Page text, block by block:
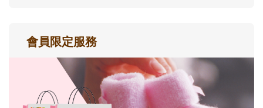
會員限定服務